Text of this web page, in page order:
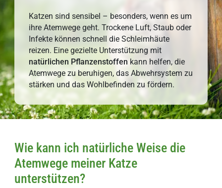
Katzen sind sensibel – besonders, wenn es um
ihre Atemwege geht. Trockene Luft, Staub oder
Infekte können schnell die Schleimhäute
reizen. Eine gezielte Unterstützung mit
natürlichen Pflanzenstoffen kann helfen, die
Atemwege zu beruhigen, dasAbwehrsystem zu
stärken und das Wohlbefinden zu fördern.
Wie kann ich natürliche Weise die
Atemwege meiner Katze
unterstützen?